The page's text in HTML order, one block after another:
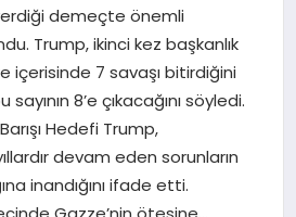
demeçte önemli
Trump, ikinci kez başkanlık
içerisinde 7 savaşı bitirdiğini
8’e çıkacağını söyledi.
Hedefi Trump,
devam eden sorunların
inandığını ifade etti.